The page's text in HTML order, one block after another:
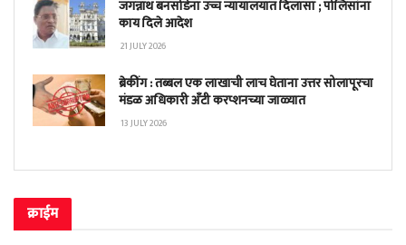
जगन्नाथ बनसोडेंना उच्च न्यायालयात दिलासा ; पोलिसांना
काय दिले आदेश
21 JULY 2026
ब्रेकींग : तब्बल एक लाखाची लाच घेताना उत्तर सोलापूरचा
मंडळ अधिकारी अँटी करप्शनच्या जाळ्यात
13 JULY 2026
क्राईम